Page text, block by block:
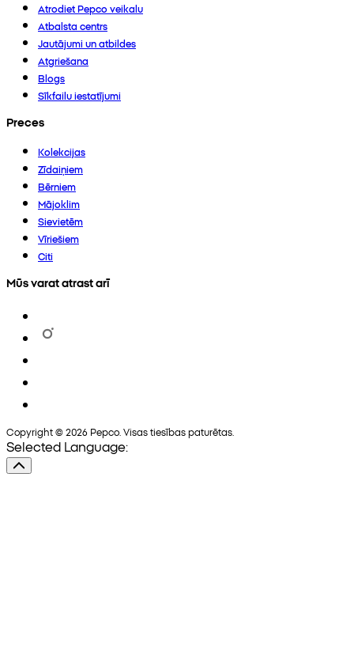
Atrodiet Pepco veikalu
Atbalsta centrs
Jautājumi un atbildes
Atgriešana
Blogs
Sīkfailu iestatījumi
Preces
Kolekcijas
Zīdaiņiem
Bērniem
Mājoklim
Sievietēm
Vīriešiem
Citi
Mūs varat atrast arī
Copyright © 2026 Pepco. Visas tiesības paturētas.
Selected Language: